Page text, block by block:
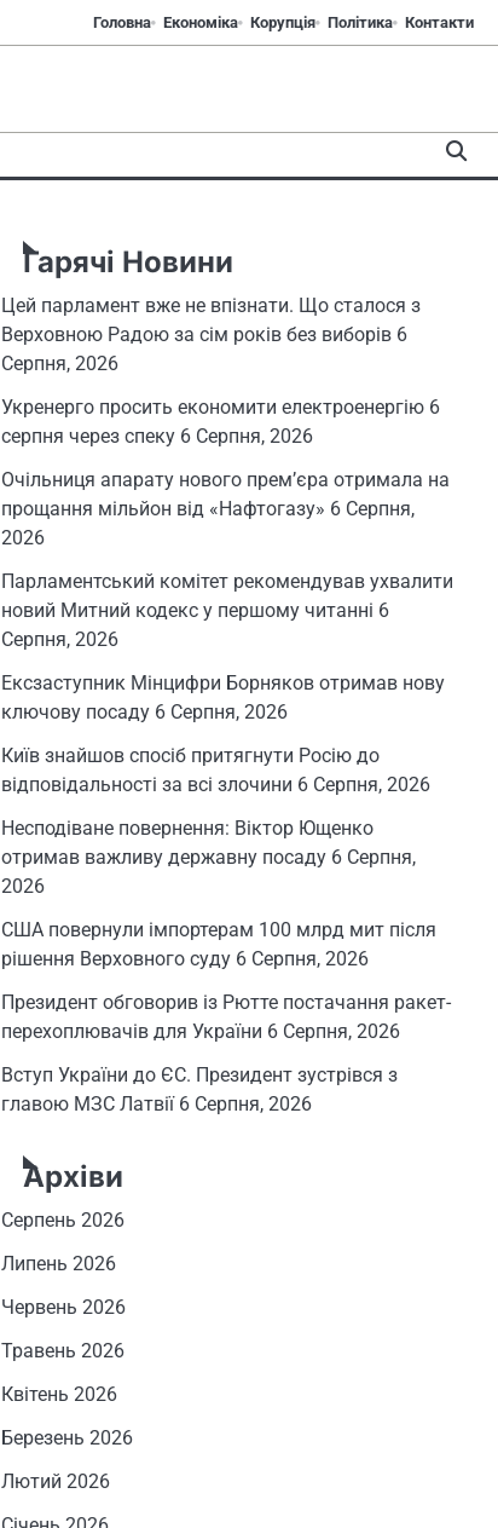
Головна Економіка Корупція Політика Контакти
Гарячі Новини
Цей парламент вже не впізнати. Що сталося з
Верховною Радою за сім років без виборів 6
Серпня, 2026
Укренерго просить економити електроенергію 6
серпня через спеку 6 Серпня, 2026
Очільниця апарату нового прем’єра отримала на
прощання мільйон від «Нафтогазу» 6 Серпня,
2026
Парламентський комітет рекомендував ухвалити
новий Митний кодекс у першому читанні 6
Серпня, 2026
Ексзаступник Мінцифри Борняков отримав нову
ключову посаду 6 Серпня, 2026
Київ знайшов спосіб притягнути Росію до
відповідальності за всі злочини 6 Серпня, 2026
Несподіване повернення: Віктор Ющенко
отримав важливу державну посаду 6 Серпня,
2026
США повернули імпортерам 100 млрд мит після
рішення Верховного суду 6 Серпня, 2026
Президент обговорив із Рютте постачання ракет-
перехоплювачів для України 6 Серпня, 2026
Вступ України до ЄС. Президент зустрівся з
главою МЗС Латвії 6 Серпня, 2026
Архіви
Серпень 2026
Липень 2026
Червень 2026
Травень 2026
Квітень 2026
Березень 2026
Лютий 2026